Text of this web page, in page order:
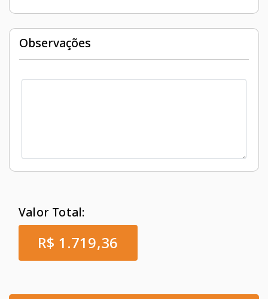
Observações
Valor Total:
R$ 1.719,36